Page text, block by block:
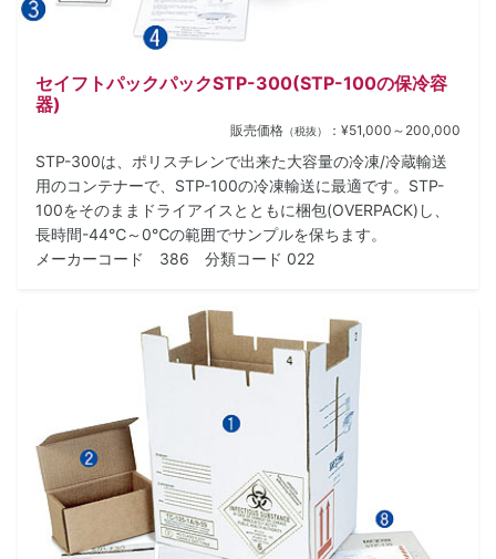
セイフトパックパックSTP-300(STP-100の保冷容
器)
販売価格 （税抜） ：¥51,000～200,000
STP-300は、ポリスチレンで出来た大容量の冷凍/冷蔵輸送
用のコンテナーで、STP-100の冷凍輸送に最適です。STP-
100をそのままドライアイスとともに梱包(OVERPACK)し、
長時間-44℃～0℃の範囲でサンプルを保ちます。
メーカーコード 386 分類コード 022